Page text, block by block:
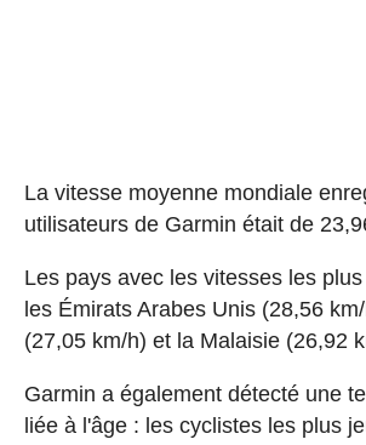
La vitesse moyenne mondiale
utilisateurs de Garmin était de
Les pays avec les vitesses les
les Émirats Arabes Unis (28,56
(27,05 km/h) et la Malaisie (26,92
Garmin a également détecté une
liée à l'âge : les cyclistes les plus